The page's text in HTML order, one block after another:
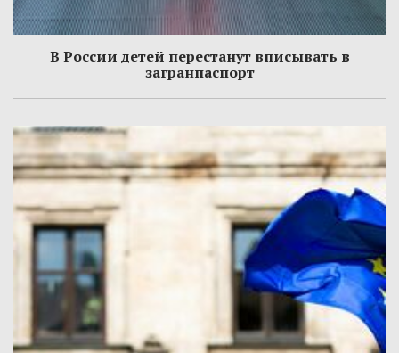
В России детей перестанут вписывать в
загранпаспорт